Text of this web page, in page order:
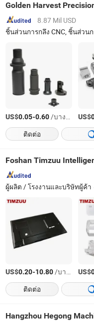
8.87 Mil USD
US$0.05-0.60/บางส่วน US$
ติดต่อ
Foshan Timzuu
ผู้ผลิต / โรงงานและบริษัทผู้ค้า
US$0.20-10.80/บางส่วน US$
ติดต่อ
Hangzhou Hegong